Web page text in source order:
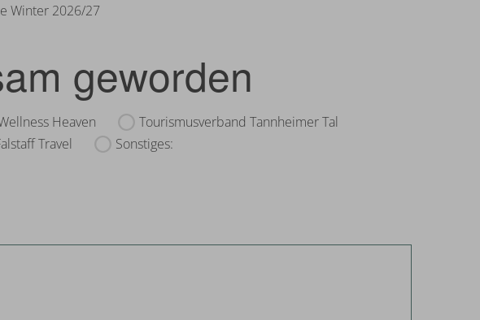
Winter 2026/27
geworden
Heaven
Tourismusverband Tannheimer Tal
Travel Sonstiges: